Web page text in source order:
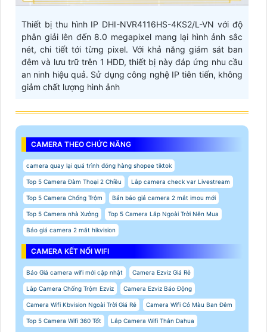
Thiết bị thu hình IP DHI-NVR4116HS-4KS2/L-VN với độ
phân giải lên đến 8.0 megapixel mang lại hình ảnh sắc
nét, chi tiết tới từng pixel. Với khả năng giám sát ban
đêm và lưu trữ trên 1 HDD, thiết bị này đáp ứng nhu cầu
an ninh hiệu quả. Sử dụng công nghệ IP tiên tiến, không
giảm chất lượng hình ảnh
CAMERA THEO CHỨC NĂNG
camera quay lại quá trình đóng hàng shopee tiktok
Top 5 Camera Đàm Thoại 2 Chiều Lắp camera check var Livestream
Top 5 Camera Chống Trộm Bản báo giá camera 2 mắt imou mới
Top 5 Camera nhà Xưởng Top 5 Camera Lắp Ngoài Trời Nên Mua
Báo giá camera 2 mắt hikvision
CAMERA KẾT NỐI WIFI
Báo Giá camera wifi mới cập nhật Camera Ezviz Giá Rẻ
Lắp Camera Chống Trộm Ezviz Camera Ezviz Báo Động
Camera Wifi Kbvision Ngoài Trời Giá Rẻ Camera Wifi Có Màu Ban Đêm
Top 5 Camera Wifi 360 Tốt Lắp Camera Wifi Thân Dahua